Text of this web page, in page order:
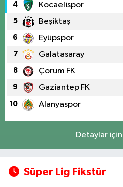
4 Kocaelispor
5 Beşiktaş
6 Eyüpspor
7 Galatasaray
8 Çorum FK
9 Gaziantep FK
10 Alanyaspor
Detaylar için
Süper Lig Fikstür